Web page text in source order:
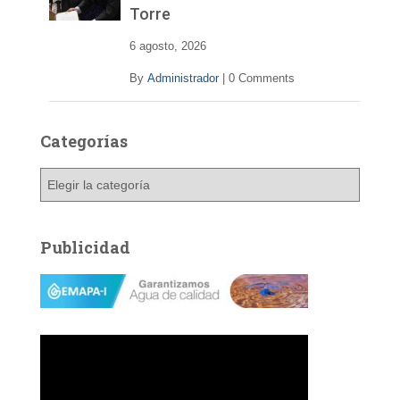
Torre
6 agosto, 2026
By Administrador 0 Comments
Categorías
g
o
a
Publicidad